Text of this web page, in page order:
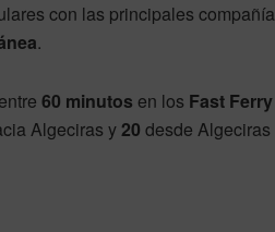
con las principales
.
60 minutos en los Fast Ferry
Algeciras y20 desde